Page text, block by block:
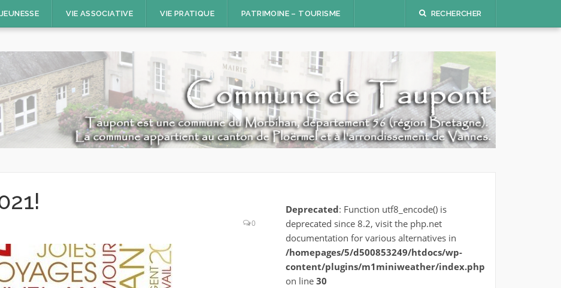
VIE ASSOCIATIVE VIE PRATIQUE PATRIMOINE – TOURISME RECHERCHER
0
Deprecated: Function utf8_encode() is
deprecated since 8.2, visit the php.net
documentation for various alternatives in
/homepages/5/d500853249/htdocs/wp-
content/plugins/m1miniweather/index.php
on line 30